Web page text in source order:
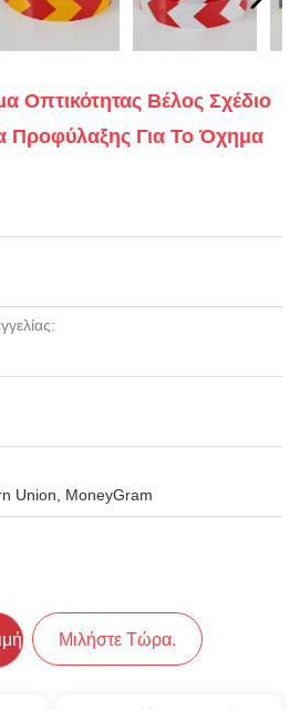
Οπτικότητας Βέλος Σχέδιο
Προφύλαξης Για Το Όχημα
Union, MoneyGram
Μιλήστε Τώρα.